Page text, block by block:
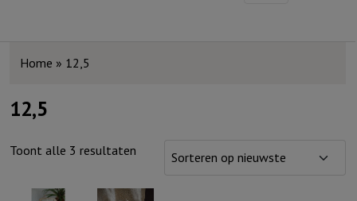
Home » 12,5
12,5
Toont alle 3 resultaten
nieuwste